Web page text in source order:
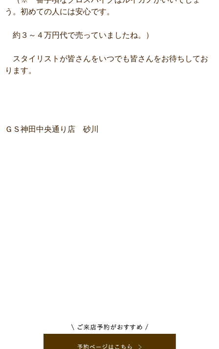
う。初めての人には安心です。
約３～４万円代で売っていましたね。）
スタイリストが皆さんをいつでも皆さんをお待ちしてお
ります。
ＧＳ神田中央通り店 砂川